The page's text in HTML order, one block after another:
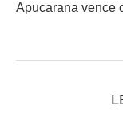
Apucarana vence